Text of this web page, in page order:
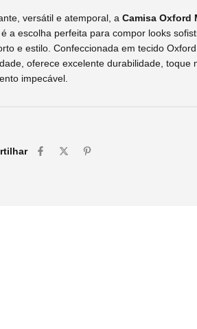
versátil e atemporal, a Camisa Oxford
é a escolha perfeita para compor looks
e estilo. Confeccionada em tecido Oxford
oferece excelente durabilidade, toque
impecável.